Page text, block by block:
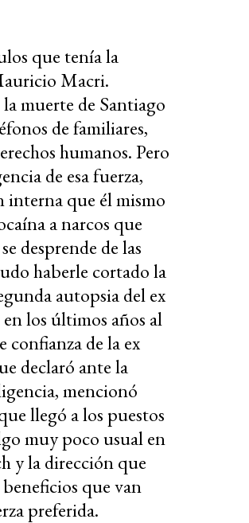
que tenía la
Macri.
muerte de Santiago
de familiares,
humanos. Pero
de esa fuerza,
interna que él mismo
a narcos que
desprende de las
haberle cortado la
autopsia del ex
los últimos años al
de la ex
declaró ante la
mencionó
llegó a los puestos
muy poco usual en
y la dirección que
que van
preferida.